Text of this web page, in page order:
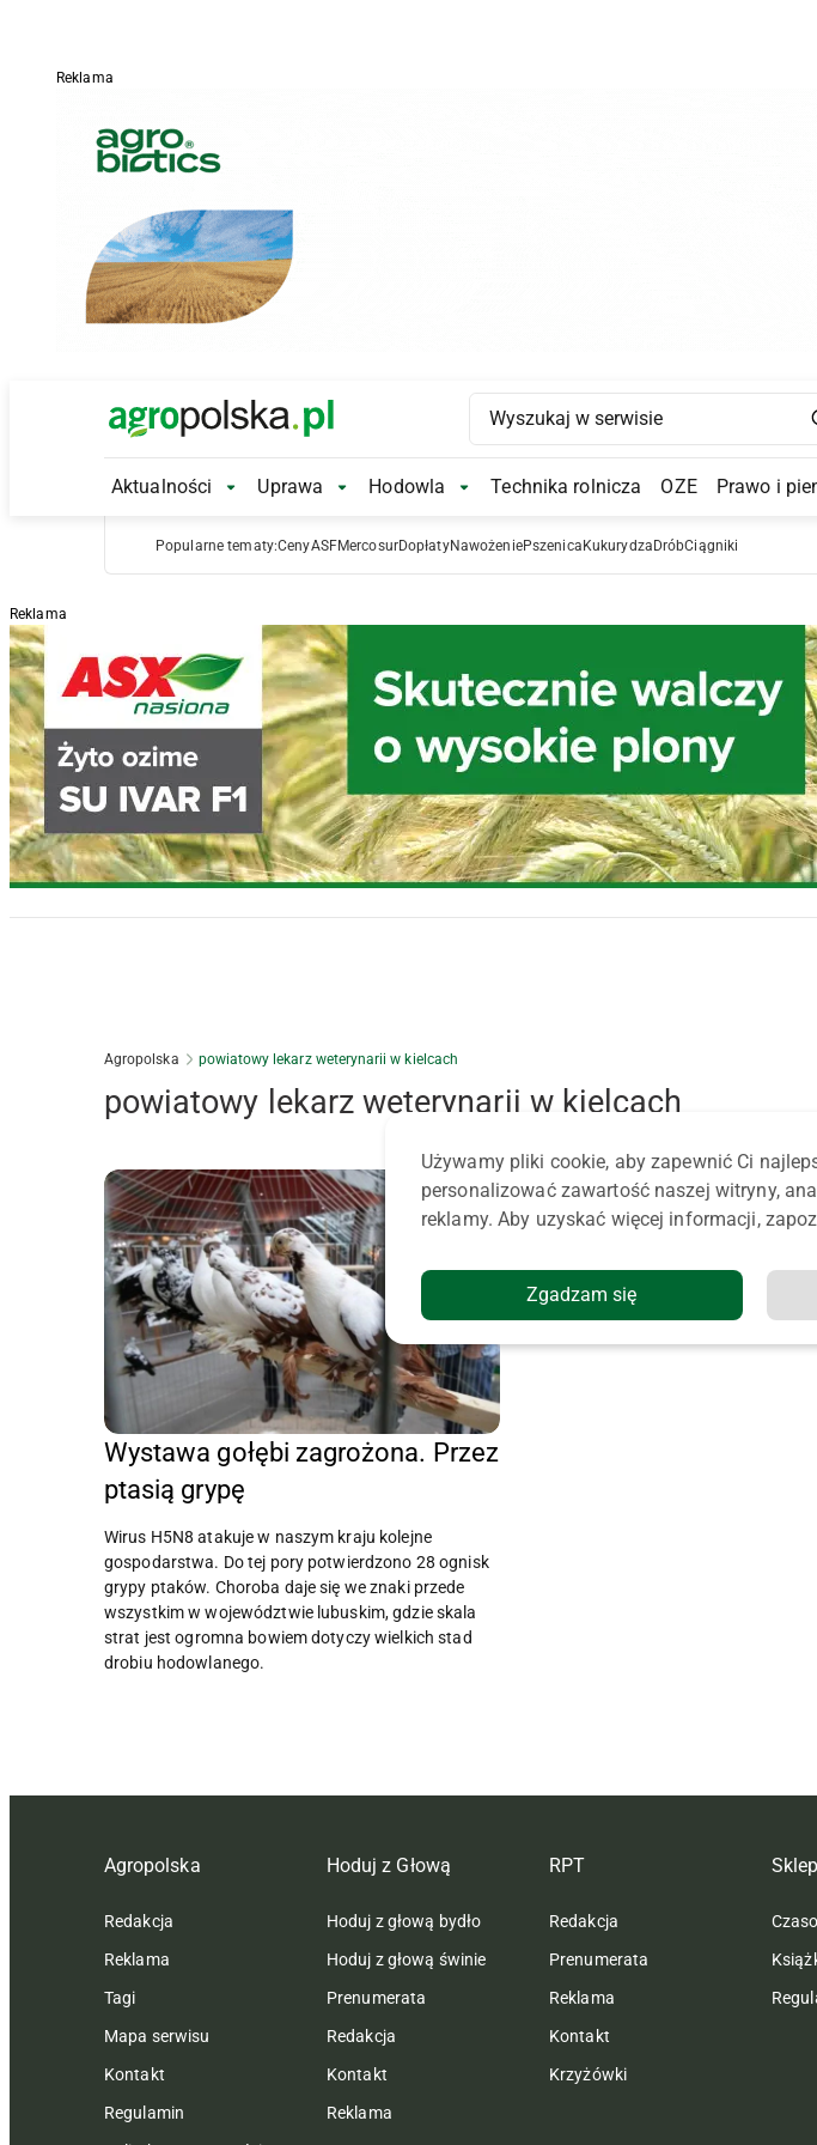
Reklama
Main Logo
Main
Aktualności Aktualności Submenu
Uprawa Uprawa Submenu
Hodowla Hodowla Submenu
Technika rolnicza OZE Prawo i
Popularne tematy:CenyASFMercosurDopłatyNawożeniePszenica Kukurydza DróbCiągniki
Reklama
Agropolska powiatowy lekarz weterynarii w kielcach
powiatowy lekarz weterynarii w kielcach
Wystawa gołębi zagrożona. Przez
ptasią grypę
Wirus H5N8 atakuje w naszym kraju kolejne
gospodarstwa. Do tej pory potwierdzono 28 ognisk
grypy ptaków. Choroba daje się we znaki przede
wszystkim w województwie lubuskim, gdzie skala
strat jest ogromna bowiem dotyczy wielkich stad
drobiu hodowlanego.
Agropolska
Redakcja
Reklama
Tagi
Mapa serwisu
Kontakt
Regulamin
Hoduj z Głową
Hoduj z głową bydło
Hoduj z głową świnie
Prenumerata
Redakcja
Kontakt
Reklama
RPT
Redakcja
Prenumerata
Reklama
Kontakt
Krzyżówki
Sklep
Używamy pliki cookie, aby zapewnić Ci
personalizować zawartość naszej witryny,
reklamy. Aby uzyskać więcej informacji,
Zgadzam się